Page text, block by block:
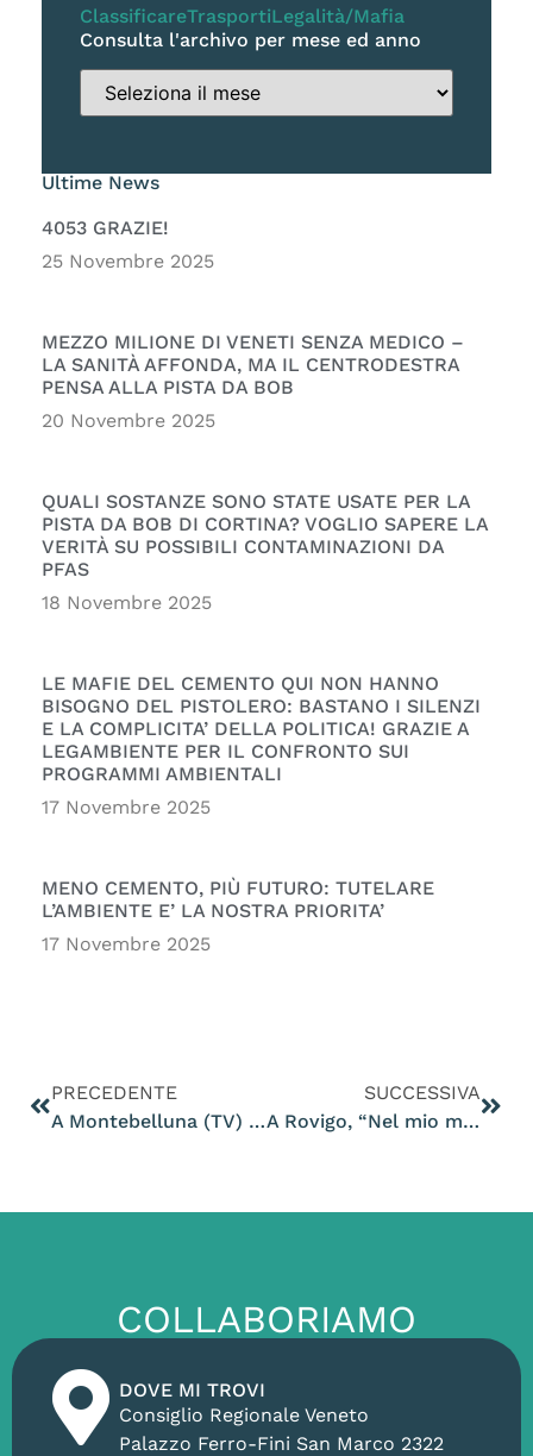
ClassificareTrasportiLegalità/Mafia
Consulta l'archivo per mese ed anno
Ultime News
4053 GRAZIE!
25 Novembre 2025
MEZZO MILIONE DI VENETI SENZA MEDICO –
LA SANITÀ AFFONDA, MA IL CENTRODESTRA
PENSA ALLA PISTA DA BOB
20 Novembre 2025
QUALI SOSTANZE SONO STATE USATE PER LA
PISTA DA BOB DI CORTINA? VOGLIO SAPERE LA
VERITÀ SU POSSIBILI CONTAMINAZIONI DA
PFAS
18 Novembre 2025
LE MAFIE DEL CEMENTO QUI NON HANNO
BISOGNO DEL PISTOLERO: BASTANO I SILENZI
E LA COMPLICITA’ DELLA POLITICA! GRAZIE A
LEGAMBIENTE PER IL CONFRONTO SUI
PROGRAMMI AMBIENTALI
17 Novembre 2025
MENO CEMENTO, PIÙ FUTURO: TUTELARE
L’AMBIENTE E’ LA NOSTRA PRIORITA’
17 Novembre 2025
PRECEDENTE
A Montebelluna (TV) per incontrare i cittadini
SUCCESSIVA
A Rovigo, “Nel mio mondo vivono anche loro”
COLLABORIAMO
DOVE MI TROVI
Consiglio Regionale Veneto
Palazzo Ferro-Fini San Marco 2322